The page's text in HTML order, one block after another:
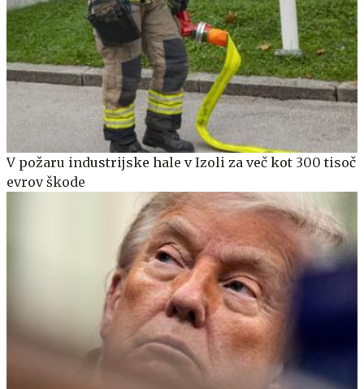
V požaru industrijske hale v Izoli za več kot 300 tisoč
evrov škode